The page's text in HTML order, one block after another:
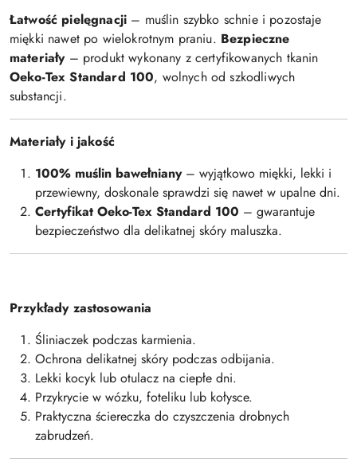
Łatwość pielęgnacji – muślin szybko schnie i pozostaje
miękki nawet po wielokrotnym praniu. Bezpieczne
materiały– produkt wykonany z certyfikowanych tkanin
Oeko-Tex Standard 100, wolnych od szkodliwych
substancji.
Materiały i jakość
100% muślin bawełniany– wyjątkowo miękki, lekki i
przewiewny, doskonale sprawdzi się nawet w upalne dni.
Certyfikat Oeko-Tex Standard 100 – gwarantuje
bezpieczeństwo dla delikatnej skóry maluszka.
Przykłady zastosowania
Śliniaczek podczas karmienia.
Ochrona delikatnej skóry podczas odbijania.
Lekki kocyk lub otulacz na ciepłe dni.
Przykrycie w wózku, foteliku lub kołysce.
Praktyczna ściereczka do czyszczenia drobnych
zabrudzeń.